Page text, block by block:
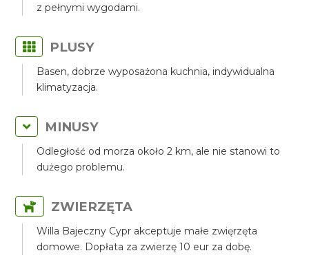
z pełnymi wygodami.
PLUSY
Basen, dobrze wyposażona kuchnia, indywidualna
klimatyzacja.
MINUSY
Odległość od morza około 2 km, ale nie stanowi to
dużego problemu.
ZWIERZĘTA
Willa Bajeczny Cypr akceptuje małe zwięrzęta
domowe. Dopłata za zwierzę 10 eur za dobę.